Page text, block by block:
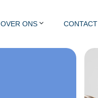
OVER ONS CONTACT